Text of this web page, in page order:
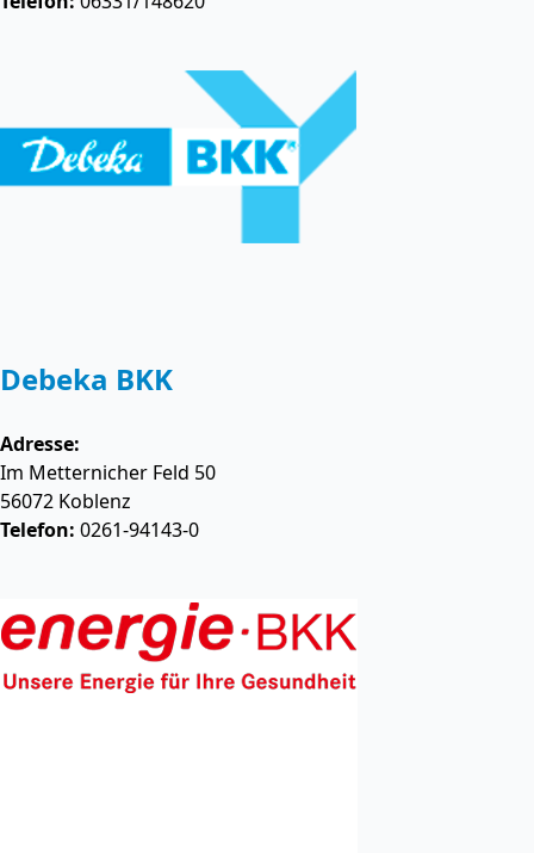
Debeka BKK
Adresse:
Im Metternicher Feld 50
56072 Koblenz
Telefon: 0261-94143-0